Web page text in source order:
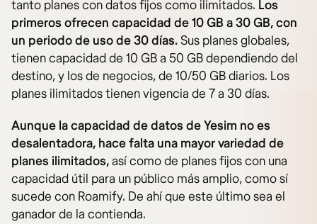
tanto planes con datos fijos como ilimitados. Los
primeros ofrecen capacidad de 10 GB a 30 GB, con
un periodo de uso de 30 días.Sus planes globales,
tienen capacidad de 10 GB a 50 GB dependiendo del
destino, y los de negocios, de 10/50 GB diarios. Los
planes ilimitados tienen vigencia de 7 a 30 días.
Aunque la capacidad de datos de Yesim no es
desalentadora, hace falta una mayor variedad de
planes ilimitados,así como de planes fijos con una
capacidad útil para un público más amplio, como sí
sucede con Roamify. De ahí que este último sea el
ganador de la contienda.